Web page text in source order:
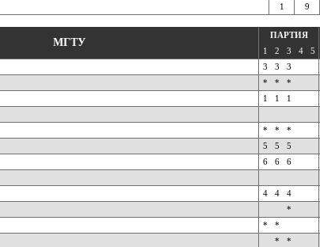
1 9
МГТУ
ПАРТИЯ
1
2 3 4 5
3 3 3
* * *
1 1 1
* * *
5 5 5
6 6 6
4 4 4
*
* *
* *